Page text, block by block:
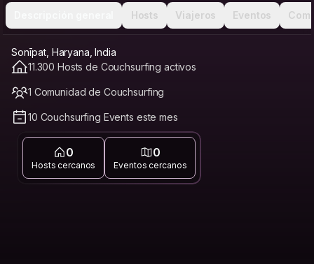
Hosts Viajeros Eventos
Sonīpat, Haryana, India
11.300 Hosts de Couchsurfing activos
1 Comunidad de Couchsurfing
10 Couchsurfing Events este mes
0
Hosts cercanos
0
Eventos cercanos